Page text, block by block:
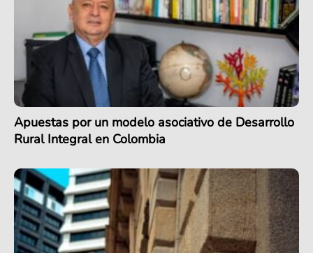
Apuestas por un modelo asociativo de Desarrollo
Rural Integral en Colombia